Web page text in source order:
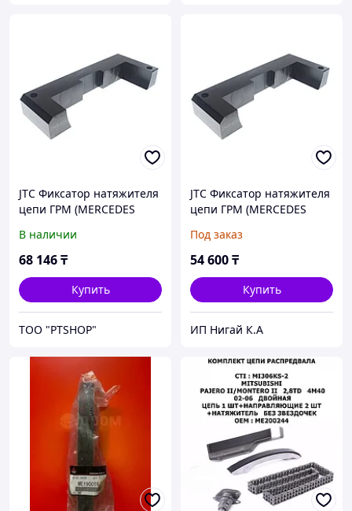
JTC Фиксатор натяжителя
цепи ГРМ (MERCEDES
В наличии
68 146₸
Купить
ТОО "PTSHOP"
JTC Фиксатор натяжителя
цепи ГРМ (MERCEDES
Под заказ
54 600₸
Купить
ИП Нигай К.А